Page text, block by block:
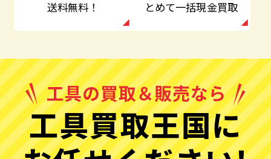
送料無料！ とめて一括現金買取
工具買取王国に